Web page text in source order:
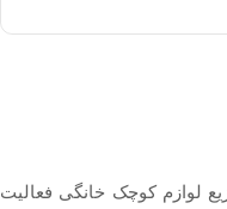
1385 در زمینه توزیع لوازم کوچک خانگی فعالیت